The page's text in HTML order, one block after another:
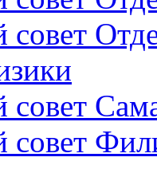
совет